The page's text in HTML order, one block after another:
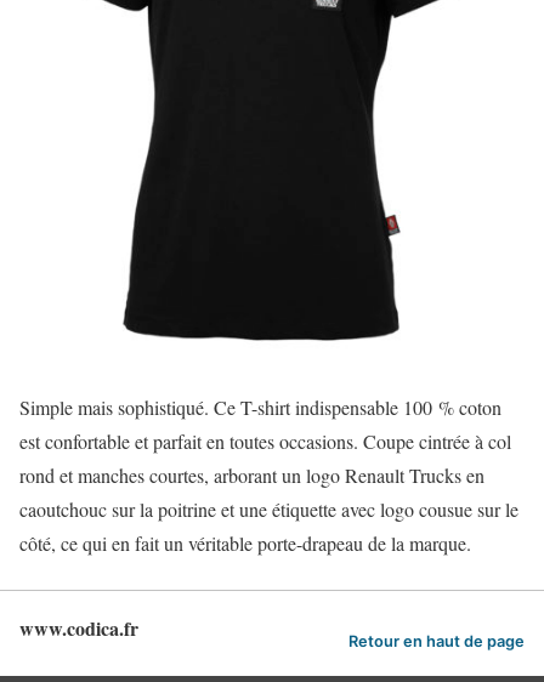
Simple mais sophistiqué. Ce T-shirt indispensable 100 % coton
est confortable et parfait en toutes occasions. Coupe cintrée à col
rond et manches courtes, arborant un logo Renault Trucks en
caoutchouc sur la poitrine et une étiquette avec logo cousue sur le
côté, ce qui en fait un véritable porte-drapeau de la marque.
www.codica.fr Retour en haut de page